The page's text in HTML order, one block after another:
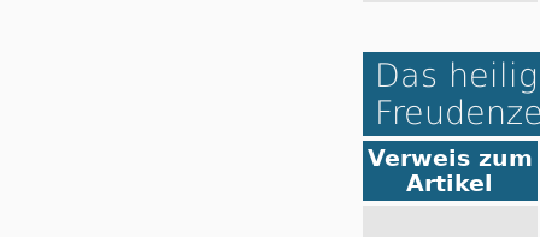
Das
Verweis zum
Artikel